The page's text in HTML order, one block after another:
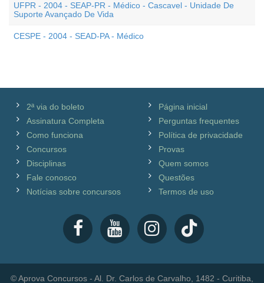
UFPR - 2004 - SEAP-PR - Médico - Cascavel - Unidade De
Suporte Avançado De Vida
CESPE - 2004 - SEAD-PA - Médico
2ª via do boleto
Assinatura Completa
Como funciona
Concursos
Disciplinas
Fale conosco
Notícias sobre concursos
Página inicial
Perguntas frequentes
Política de privacidade
Provas
Quem somos
Questões
Termos de uso
© Aprova Concursos - Al. Dr. Carlos de Carvalho, 1482 - Curitiba,